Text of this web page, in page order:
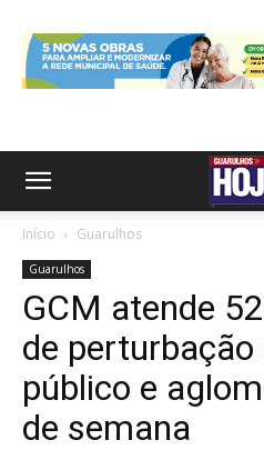
Início Guarulhos
Guarulhos
GCM atende
de
público e
de semana